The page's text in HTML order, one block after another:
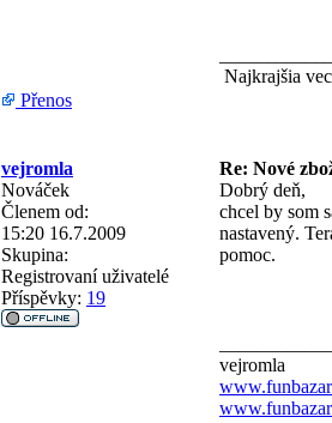
Najkrajšia
Přenos
vejromla Re: Nové
Nováček
Členem od:
15:20 16.7.2009
Skupina:
Registrovaní uživatelé
Příspěvky: 19
Dobrý deň,
chcel by som
nastavený.
pomoc.
vejromla